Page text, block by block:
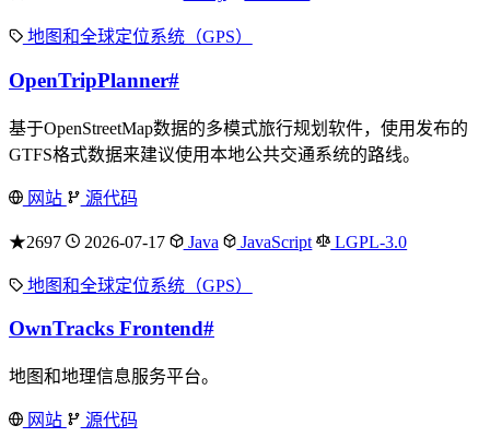
地图和全球定位系统（GPS）
OpenTripPlanner#
基于OpenStreetMap数据的多模式旅行规划软件，使用发布的
GTFS格式数据来建议使用本地公共交通系统的路线。
网站 源代码
★2697 2026-07-17 Java JavaScript LGPL-3.0
地图和全球定位系统（GPS）
OwnTracks Frontend#
地图和地理信息服务平台。
网站 源代码